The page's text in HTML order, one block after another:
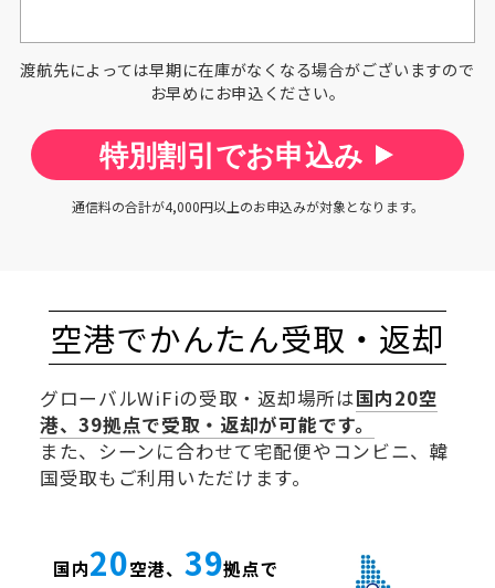
渡航先によっては早期に在庫がなくなる場合がございますので
お早めにお申込ください。
特別割引でお申込み
通信料の合計が4,000円以上のお申込みが対象となります。
空港でかんたん受取・返却
グローバルWiFiの受取・返却場所は国内20空
港、39拠点で受取・返却が可能です。
また、シーンに合わせて宅配便やコンビニ、韓
国受取もご利用いただけます。
国内20空港、 39拠点で